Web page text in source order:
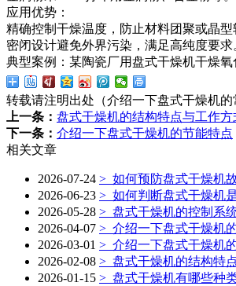
应用优势：
精确控制干燥温度，防止材料团聚或晶型
密闭设计避免外界污染，满足高纯度要求
典型案例：某陶瓷厂用盘式干燥机干燥氧
转载请注明出处（介绍一下盘式干燥机的
上一条： 盘式干燥机的结构特点与工作方
下一条： 介绍一下盘式干燥机的节能特点
相关文章
2026-07-24 > 如何预防盘式干燥机
2026-06-23 > 如何判断盘式干燥机
2026-05-28 > 盘式干燥机的控制系
2026-04-07 > 介绍一下盘式干燥机
2026-03-01 > 介绍一下盘式干燥机
2026-02-08 > 盘式干燥机的结构特
2026-01-15 > 盘式干燥机有哪些种